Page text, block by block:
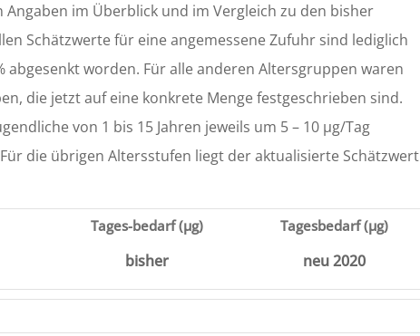
im Überblick und im Vergleich zu den bisher
Schätzwerte für eine angemessene Zufuhr sind lediglich
worden. Für alle anderen Altersgruppen waren
die jetzt auf eine konkrete Menge festgeschrieben sind.
von 1 bis 15 Jahren jeweils um 5 – 10 µg/Tag
die übrigen Altersstufen liegt der aktualisierte Schätzwert
Tages-bedarf (µg)
bisher
Tagesbedarf (µg)
neu 2020